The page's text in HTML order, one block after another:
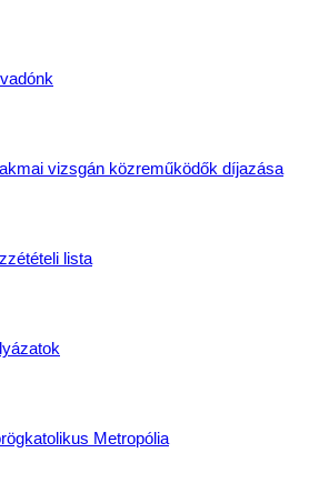
vizsgán közreműködők díjazása
lista
Metropólia